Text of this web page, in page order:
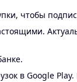
чтобы
в Google